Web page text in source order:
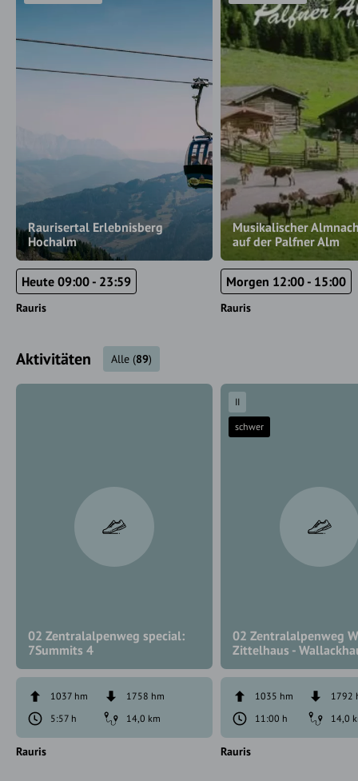
Raurisertal Erlebnisberg
Hochalm
Heute 09:00 - 23:59
Rauris
Musikalischer
auf der Palfner Alm
Morgen 12:00 - 15:00
Rauris
Aktivitäten Alle (89)
02 Zentralalpenweg special:
7Summits 4
1037 hm
1758 hm
5:57 h
14,0 km
Rauris
02 Zentralalpenweg
Zittelhaus -
II
schwer
1035 hm
1792
11:00 h
14,0
Rauris